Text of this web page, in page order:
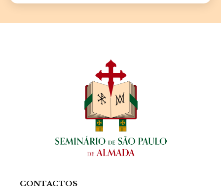
CONTACTOS